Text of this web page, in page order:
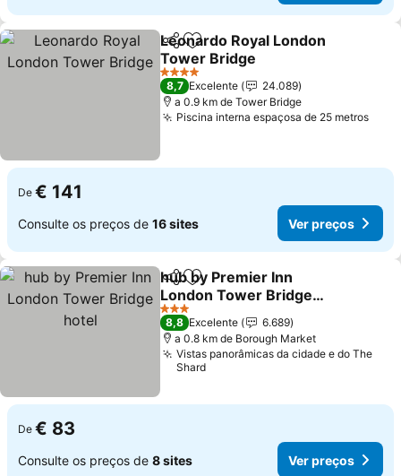
PartilharAdicionar aos favoritos
Leonardo Royal London
Tower Bridge
Ver preços
4 Estrelas
8,7 Excelente
24.089
a 0.9 km de Tower Bridge
Piscina interna espaçosa de 25 metrosVer
De € 141
Consulte os preços de 16 sites Ver preços
PartilharAdicionar aos favoritos
hub by Premier Inn
London Tower Bridge
hotel
Ver preços
3 Estrelas
8,8 Excelente
6.689
a 0.8 km de Borough Market
Vistas panorâmicas da cidade e do The
Shard
De € 83
Consulte os preços de 8 sites Ver preços